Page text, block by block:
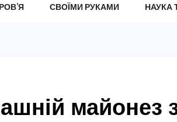
СВОЇМИ РУКАМИ НАУКА
майонез